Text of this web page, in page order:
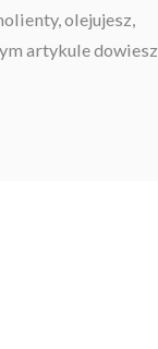
olejujesz,
artykule dowiesz